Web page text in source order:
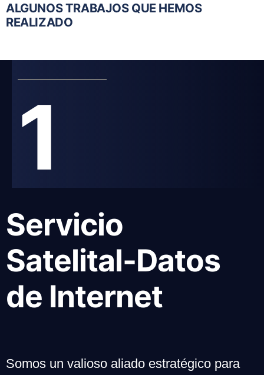
ALGUNOS TRABAJOS QUE HEMOS
REALIZADO
1
Servicio
Satelital-Datos
de Internet
Somos un valioso aliado estratégico para